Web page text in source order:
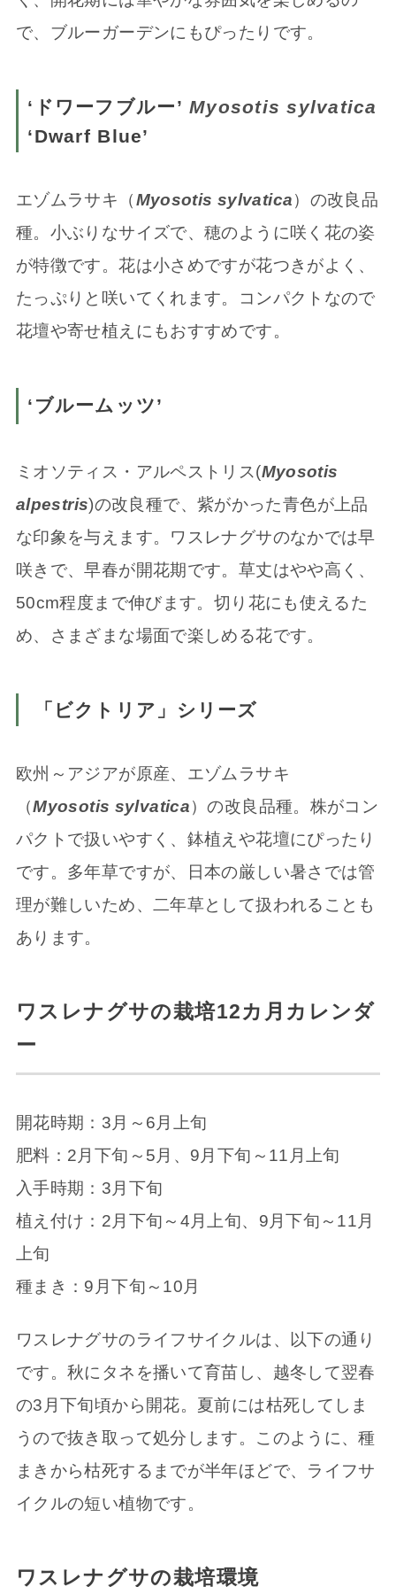
で、ブルーガーデンにもぴったりです。
‘ドワーフブルー’ Myosotis sylvatica
‘Dwarf Blue’
エゾムラサキ（Myosotis sylvatica）の改良品
種。小ぶりなサイズで、穂のように咲く花の姿
が特徴です。花は小さめですが花つきがよく、
たっぷりと咲いてくれます。コンパクトなので
花壇や寄せ植えにもおすすめです。
‘ブルームッツ’
ミオソティス・アルペストリス(Myosotis
alpestris)の改良種で、紫がかった青色が上品
な印象を与えます。ワスレナグサのなかでは早
咲きで、早春が開花期です。草丈はやや高く、
50cm程度まで伸びます。切り花にも使えるた
め、さまざまな場面で楽しめる花です。
「ビクトリア」シリーズ
欧州～アジアが原産、エゾムラサキ
（Myosotis sylvatica）の改良品種。株がコン
パクトで扱いやすく、鉢植えや花壇にぴったり
です。多年草ですが、日本の厳しい暑さでは管
理が難しいため、二年草として扱われることも
あります。
ワスレナグサの栽培12カ月カレンダ
ー
開花時期：3月～6月上旬
肥料：2月下旬～5月、9月下旬～11月上旬
入手時期：3月下旬
植え付け：2月下旬～4月上旬、9月下旬～11月
上旬
種まき：9月下旬～10月
ワスレナグサのライフサイクルは、以下の通り
です。秋にタネを播いて育苗し、越冬して翌春
の3月下旬頃から開花。夏前には枯死してしま
うので抜き取って処分します。このように、種
まきから枯死するまでが半年ほどで、ライフサ
イクルの短い植物です。
ワスレナグサの栽培環境